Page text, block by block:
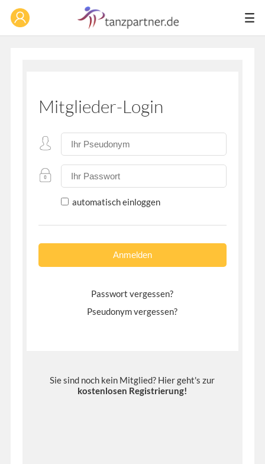
Mitglieder-Login
automatisch einloggen
Passwort vergessen?
Pseudonym vergessen?
Sie sind noch kein Mitglied? Hier geht's zur
kostenlosen Registrierung!